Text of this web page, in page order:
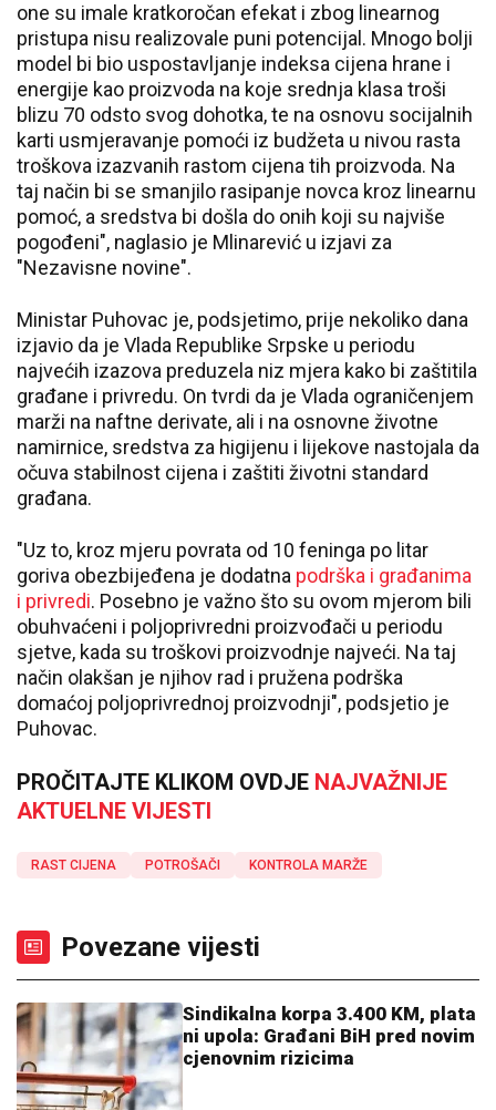
one su imale kratkoročan efekat i zbog linearnog
pristupa nisu realizovale puni potencijal. Mnogo bolji
model bi bio uspostavljanje indeksa cijena hrane i
energije kao proizvoda na koje srednja klasa troši
blizu 70 odsto svog dohotka, te na osnovu socijalnih
karti usmjeravanje pomoći iz budžeta u nivou rasta
troškova izazvanih rastom cijena tih proizvoda. Na
taj način bi se smanjilo rasipanje novca kroz linearnu
pomoć, a sredstva bi došla do onih koji su najviše
pogođeni", naglasio je Mlinarević u izjavi za
"Nezavisne novine".
Ministar Puhovac je, podsjetimo, prije nekoliko dana
izjavio da je Vlada Republike Srpske u periodu
najvećih izazova preduzela niz mjera kako bi zaštitila
građane i privredu. On tvrdi da je Vlada ograničenjem
marži na naftne derivate, ali i na osnovne životne
namirnice, sredstva za higijenu i lijekove nastojala da
očuva stabilnost cijena i zaštiti životni standard
građana.
"Uz to, kroz mjeru povrata od 10 feninga po litar
goriva obezbijeđena je dodatna podrška i građanima
i privredi. Posebno je važno što su ovom mjerom bili
obuhvaćeni i poljoprivredni proizvođači u periodu
sjetve, kada su troškovi proizvodnje najveći. Na taj
način olakšan je njihov rad i pružena podrška
domaćoj poljoprivrednoj proizvodnji", podsjetio je
Puhovac.
PROČITAJTE KLIKOM OVDJE NAJVAŽNIJE
AKTUELNE VIJESTI
RAST CIJENA POTROŠAČI KONTROLA MARŽE
Povezane vijesti
Sindikalna korpa 3.400 KM, plata
ni upola: Građani BiH pred novim
cjenovnim rizicima